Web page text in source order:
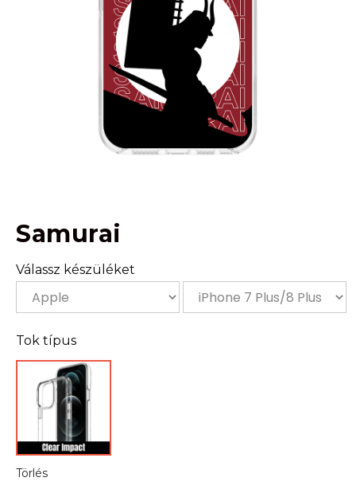
Samurai
Válassz készüléket
Tok típus
Törlés